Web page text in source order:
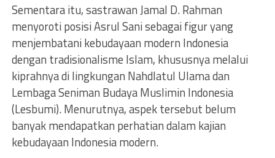
Sementara itu, sastrawan Jamal D. Rahman
menyoroti posisi Asrul Sani sebagai figur yang
menjembatani kebudayaan modern Indonesia
dengan tradisionalisme Islam, khususnya melalui
kiprahnya di lingkungan Nahdlatul Ulama dan
Lembaga Seniman Budaya Muslimin Indonesia
(Lesbumi). Menurutnya, aspek tersebut belum
banyak mendapatkan perhatian dalam kajian
kebudayaan Indonesia modern.